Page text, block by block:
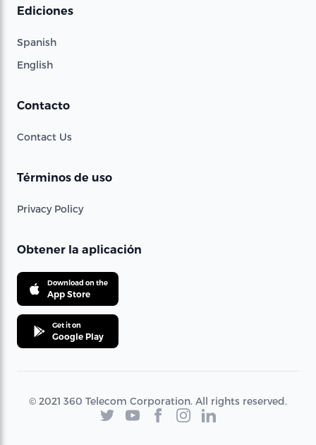
Ediciones
Spanish
English
Contacto
Contact Us
Términos de uso
Privacy Policy
Obtener la aplicación
Download on the
App Store
Get it on
Google Play
© 2021 360 Telecom Corporation. All rights reserved.